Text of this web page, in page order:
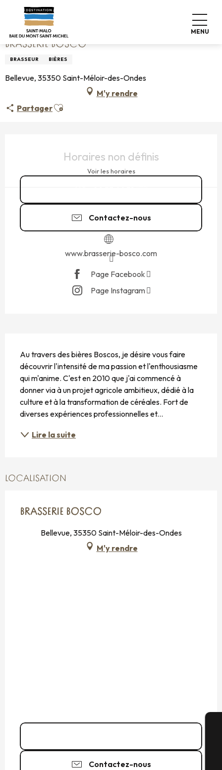
contenu
principal
MENU
Accueil Brasserie Bosco
BRASSERIE BOSCO
BRASSEUR BIÈRES
Bellevue, 35350 Saint-Méloir-des-Ondes
M'y rendre
PartagerAjouter aux favoris
Horaires non définis
Voir les horaires
Contactez-nous
www.brasserie-bosco.com
Page Facebook
Page Instagram
Au travers des bières Boscos, je désire vous faire
découvrir l'intensité de ma passion et l'enthousiasme
qui m'anime. C'est en 2010 que j'ai commencé à
donner via à un projet agricole ambitieux, dédié à la
culture et à la transformation de céréales. Fort de
diverses expériences professionnelles et...
Lire la suite
LOCALISATION
BRASSERIE BOSCO
Bellevue, 35350 Saint-Méloir-des-Ondes
M'y rendre
Contactez-nous